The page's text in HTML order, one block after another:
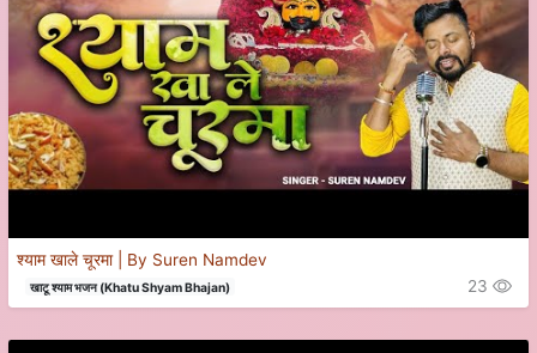
श्याम खाले चूरमा | By Suren Namdev
खाटू श्याम भजन (Khatu Shyam Bhajan) 23